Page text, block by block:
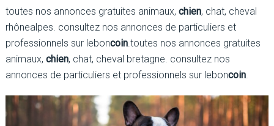
toutes nos annonces gratuites animaux, chien, chat, cheval
rhônealpes. consultez nos annonces de particuliers et
professionnels sur leboncoin.toutes nos annonces gratuites
animaux, chien, chat, cheval bretagne. consultez nos
annonces de particuliers et professionnels sur leboncoin.